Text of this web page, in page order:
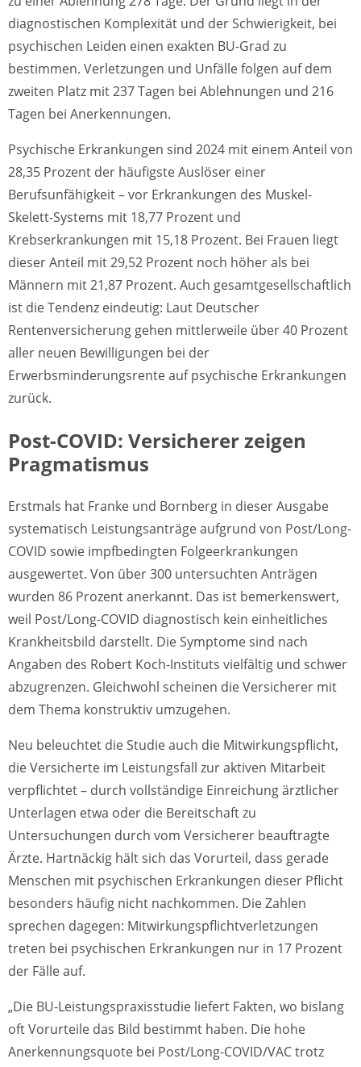
diagnostischen Komplexität und der Schwierigkeit, bei
psychischen Leiden einen exakten BU-Grad zu
bestimmen. Verletzungen und Unfälle folgen auf dem
zweiten Platz mit 237 Tagen bei Ablehnungen und 216
Tagen bei Anerkennungen.
Psychische Erkrankungen sind 2024 mit einem Anteil von
28,35 Prozent der häufigste Auslöser einer
Berufsunfähigkeit – vor Erkrankungen des Muskel-
Skelett-Systems mit 18,77 Prozent und
Krebserkrankungen mit 15,18 Prozent. Bei Frauen liegt
dieser Anteil mit 29,52 Prozent noch höher als bei
Männern mit 21,87 Prozent. Auch gesamtgesellschaftlich
ist die Tendenz eindeutig: Laut Deutscher
Rentenversicherung gehen mittlerweile über 40 Prozent
aller neuen Bewilligungen bei der
Erwerbsminderungsrente auf psychische Erkrankungen
zurück.
Post-COVID: Versicherer zeigen
Pragmatismus
Erstmals hat Franke und Bornberg in dieser Ausgabe
systematisch Leistungsanträge aufgrund von Post/Long-
COVID sowie impfbedingten Folgeerkrankungen
ausgewertet. Von über 300 untersuchten Anträgen
wurden 86 Prozent anerkannt. Das ist bemerkenswert,
weil Post/Long-COVID diagnostisch kein einheitliches
Krankheitsbild darstellt. Die Symptome sind nach
Angaben des Robert Koch-Instituts vielfältig und schwer
abzugrenzen. Gleichwohl scheinen die Versicherer mit
dem Thema konstruktiv umzugehen.
Neu beleuchtet die Studie auch die Mitwirkungspflicht,
die Versicherte im Leistungsfall zur aktiven Mitarbeit
verpflichtet – durch vollständige Einreichung ärztlicher
Unterlagen etwa oder die Bereitschaft zu
Untersuchungen durch vom Versicherer beauftragte
Ärzte. Hartnäckig hält sich das Vorurteil, dass gerade
Menschen mit psychischen Erkrankungen dieser Pflicht
besonders häufig nicht nachkommen. Die Zahlen
sprechen dagegen: Mitwirkungspflichtverletzungen
treten bei psychischen Erkrankungen nur in 17 Prozent
der Fälle auf.
„Die BU-Leistungspraxisstudie liefert Fakten, wo bislang
oft Vorurteile das Bild bestimmt haben. Die hohe
Anerkennungsquote bei Post/Long-COVID/VAC trotz